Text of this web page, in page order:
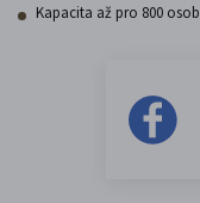
Kapacita až pro 800 osob